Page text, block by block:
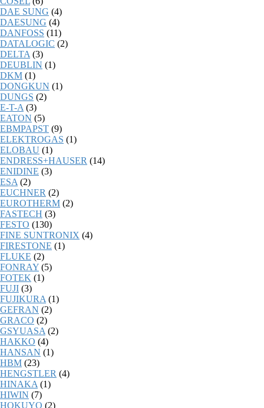
DAE SUNG (4)
DAESUNG (4)
DANFOSS (11)
DATALOGIC (2)
DELTA (3)
DEUBLIN (1)
DKM (1)
DONGKUN (1)
DUNGS (2)
E-T-A (3)
EATON (5)
EBMPAPST (9)
ELEKTROGAS (1)
ELOBAU (1)
ENDRESS+HAUSER (14)
ENIDINE (3)
ESA (2)
EUCHNER (2)
EUROTHERM (2)
FASTECH (3)
FESTO (130)
FINE SUNTRONIX (4)
FIRESTONE (1)
FLUKE (2)
FONRAY (5)
FOTEK (1)
FUJI (3)
FUJIKURA (1)
GEFRAN (2)
GRACO (2)
GSYUASA (2)
HAKKO (4)
HANSAN (1)
HBM (23)
HENGSTLER (4)
HINAKA (1)
HIWIN (7)
HOKUYO (2)